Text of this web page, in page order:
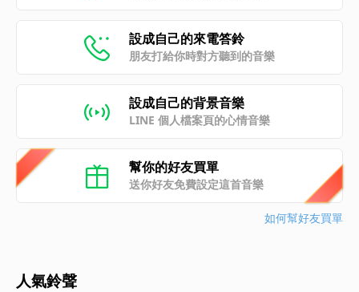
設成自己的來電答鈴
朋友打給你時對方聽到的音樂
設成自己的背景音樂
LINE 個人檔案頁的心情音樂
幫你的好友買單
送你好友免費設定這首音樂
如何幫好友買單
人氣鈴聲